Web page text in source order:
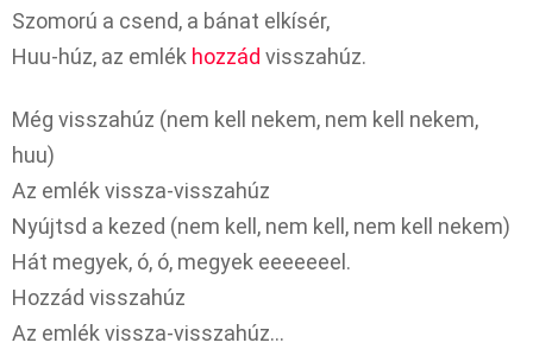
Szomorú a csend, a bánat elkísér,
Huu-húz, az emlék hozzád visszahúz.
Még visszahúz (nem kell nekem, nem kell nekem,
huu)
Az emlék vissza-visszahúz
Nyújtsd a kezed (nem kell, nem kell, nem kell nekem)
Hát megyek, ó, ó, megyek eeeeeeel.
Hozzád visszahúz
Az emlék vissza-visszahúz…